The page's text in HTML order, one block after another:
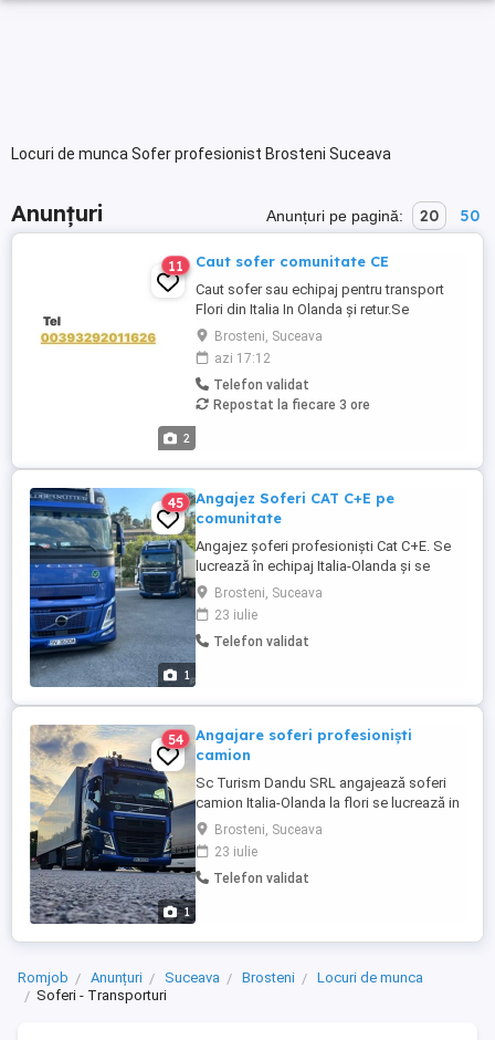
Locuri de munca Sofer profesionist Brosteni Suceava
Anunțuri Anunțuri pe pagină: 20 50
2
11 Caut sofer comunitate CE
Caut sofer sau echipaj pentru transport
Flori din Italia In Olanda și retur.Se
lucrează doar in echipaj Mai multe detalii
la nr sau la adresa de email
Brosteni, Suceava
azi 17:12
Telefon validat
Repostat la fiecare 3 ore
1
45
Angajez Soferi CAT C+E pe
comunitate
Angajez șoferi profesioniști Cat C+E. Se
lucrează în echipaj Italia-Olanda și se
transportă flori.Pentru mai multe detalii la
nr de telefon - .Adrian Dandu
Brosteni, Suceava
23 iulie
Telefon validat
1
54
Angajare soferi profesioniști
camion
Sc Turism Dandu SRL angajează soferi
camion Italia-Olanda la flori se lucrează in
echipaj .Mai multe detalii la telefon
.Salariul atractiv!
Brosteni, Suceava
23 iulie
Telefon validat
Romjob Anunțuri Suceava Brosteni
Locuri de munca
Soferi - Transporturi